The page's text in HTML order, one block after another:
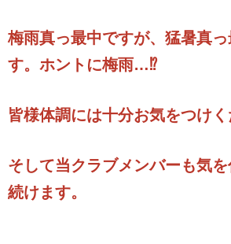
梅雨真っ最中ですが、猛暑真
す。ホントに梅雨…⁉
皆様体調には十分お気をつけく
そして当クラブメンバーも気
続けます。